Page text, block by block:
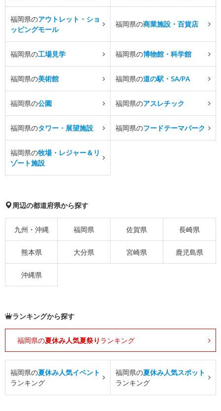
福岡県のアウトレット・ショ
ッピングモール
福岡県の商業施設・百貨店
福岡県の工場見学 福岡県の博物館・科学館
福岡県の美術館 福岡県の道の駅・SA/PA
福岡県の公園 福岡県のアスレチック
福岡県のタワー・展望施設 福岡県のフードテーマパーク
福岡県の牧場・レジャー＆リ
ゾート施設
周辺の都道府県から探す
九州・沖縄 福岡県 佐賀県 長崎県
熊本県 大分県 宮崎県 鹿児島県
沖縄県
ランキングから探す
福岡県の夏休み人気夏祭り ランキング
福岡県の夏休み人気イベント
ランキング
福岡県の夏休み人気スポット
ランキング